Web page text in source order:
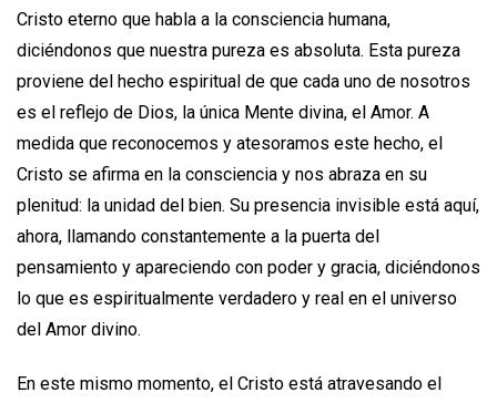
Cristo eterno que habla a la consciencia humana,
diciéndonos que nuestra pureza es absoluta. Esta pureza
proviene del hecho espiritual de que cada uno de nosotros
es el reflejo de Dios, la única Mente divina, el Amor. A
medida que reconocemos y atesoramos este hecho, el
Cristo se afirma en la consciencia y nos abraza en su
plenitud: la unidad del bien. Su presencia invisible está aquí,
ahora, llamando constantemente a la puerta del
pensamiento y apareciendo con poder y gracia, diciéndonos
lo que es espiritualmente verdadero y real en el universo
del Amor divino.
En este mismo momento, el Cristo está atravesando el